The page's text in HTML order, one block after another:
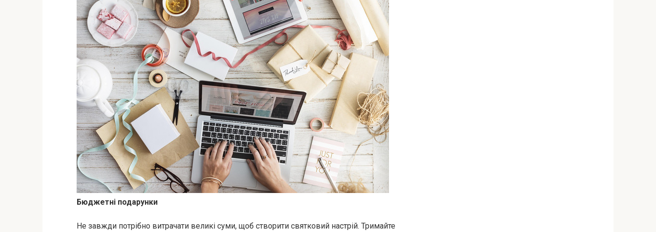
Бюджетні подарунки
Не завжди потрібно витрачати великі суми, щоб створити святковий настрій. Тримайте